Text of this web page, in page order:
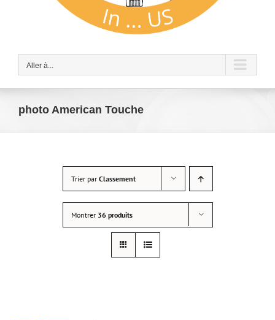
Aller à...
photo American Touche
Trier par Classement
Montrer 36 produits